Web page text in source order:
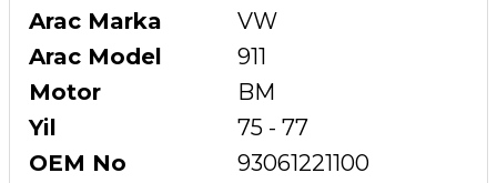
Arac Marka
VW
Arac Model
911
Motor
BM
Yil
75 - 77
OEM No
93061221100